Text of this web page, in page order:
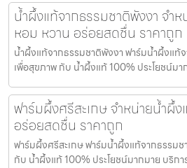
น้ำผึ้งแท้จากธรรมชาติพังงา จำ
หอม หวาน อร่อยสดชื่น ราคาถูก
น้ำผึ้งแท้จากธรรมชาติพังงา ฟาร์มน้ำผึ้งแท้
เพื่อสุขภาพ กับ น้ำผึ้งแท้ 100% ประโยชน์ม
ฟาร์มผึ้งศรีสะเกษ จำหน่ายน้ำผึ้
อร่อยสดชื่น ราคาถูก
ฟาร์มผึ้งศรีสะเกษ ฟาร์มน้ำผึ้งแท้จากธรรม
กับ น้ำผึ้งแท้ 100% ประโยชน์มากมาย บริกา